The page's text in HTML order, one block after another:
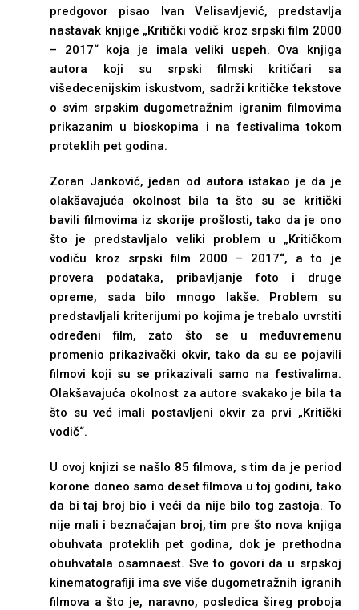
predgovor pisao Ivan Velisavljević, predstavlja
nastavak knjige „Kritički vodič kroz srpski film 2000
– 2017“ koja je imala veliki uspeh. Ova knjiga
autora koji su srpski filmski kritičari sa
višedecenijskim iskustvom, sadrži kritičke tekstove
o svim srpskim dugometražnim igranim filmovima
prikazanim u bioskopima i na festivalima tokom
proteklih pet godina.
Zoran Janković, jedan od autora istakao je da je
olakšavajuća okolnost bila ta što su se kritički
bavili filmovima iz skorije prošlosti, tako da je ono
što je predstavljalo veliki problem u „Kritičkom
vodiču kroz srpski film 2000 – 2017“, a to je
provera podataka, pribavljanje foto i druge
opreme, sada bilo mnogo lakše. Problem su
predstavljali kriterijumi po kojima je trebalo uvrstiti
određeni film, zato što se u međuvremenu
promenio prikazivački okvir, tako da su se pojavili
filmovi koji su se prikazivali samo na festivalima.
Olakšavajuća okolnost za autore svakako je bila ta
što su već imali postavljeni okvir za prvi „Kritički
vodič“.
U ovoj knjizi se našlo 85 filmova, s tim da je period
korone doneo samo deset filmova u toj godini, tako
da bi taj broj bio i veći da nije bilo tog zastoja. To
nije mali i beznačajan broj, tim pre što nova knjiga
obuhvata proteklih pet godina, dok je prethodna
obuhvatala osamnaest. Sve to govori da u srpskoj
kinematografiji ima sve više dugometražnih igranih
filmova a što je, naravno, posledica šireg proboja